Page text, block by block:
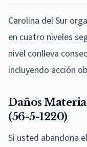
Carolina del Sur
en cuatro niveles
nivel conlleva
incluyendo acción
Daños
(56-5-1220)
Si usted abandona